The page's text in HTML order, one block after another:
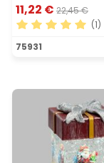
11,22 € 22,45 €
Note moyenne
(1)
75931